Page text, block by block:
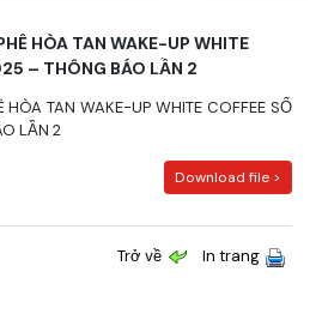
HÒA TAN WAKE-UP WHITE
– THÔNG BÁO LẦN 2
TAN WAKE-UP WHITE COFFEE SỐ
LẦN 2
Download file >
Trở về In trang